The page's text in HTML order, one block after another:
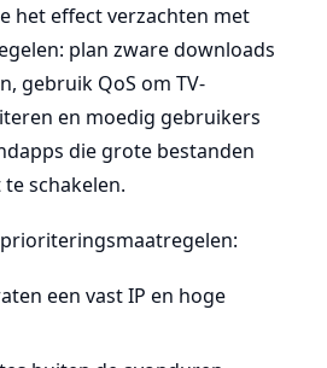
het effect verzachten met
plan zware downloads
gebruik QoS om TV-
en moedig gebruikers
die grote bestanden
schakelen.
een vast IP en hoge